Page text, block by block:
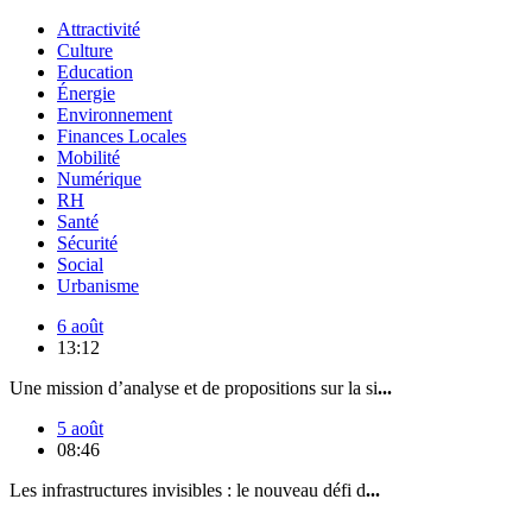
Attractivité
Culture
Education
Énergie
Environnement
Finances Locales
Mobilité
Numérique
RH
Santé
Sécurité
Social
Urbanisme
6 août
13:12
Une mission d’analyse et de propositions sur la si...
5 août
08:46
Les infrastructures invisibles : le nouveau défi d...